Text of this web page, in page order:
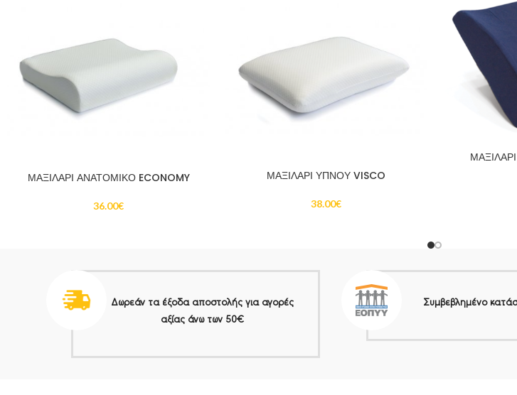
ΜΑΞΙΛΑΡΙ ΑΝΑΤΟΜΙΚΟ ECONOMY
36.00€
ΜΑΞΙΛΑΡΙ ΥΠΝΟΥ VISCO
38.00€
Δωρεάν τα έξοδα αποστολής για αγορές
αξίας άνω των 50€
Συμβεβλημένο